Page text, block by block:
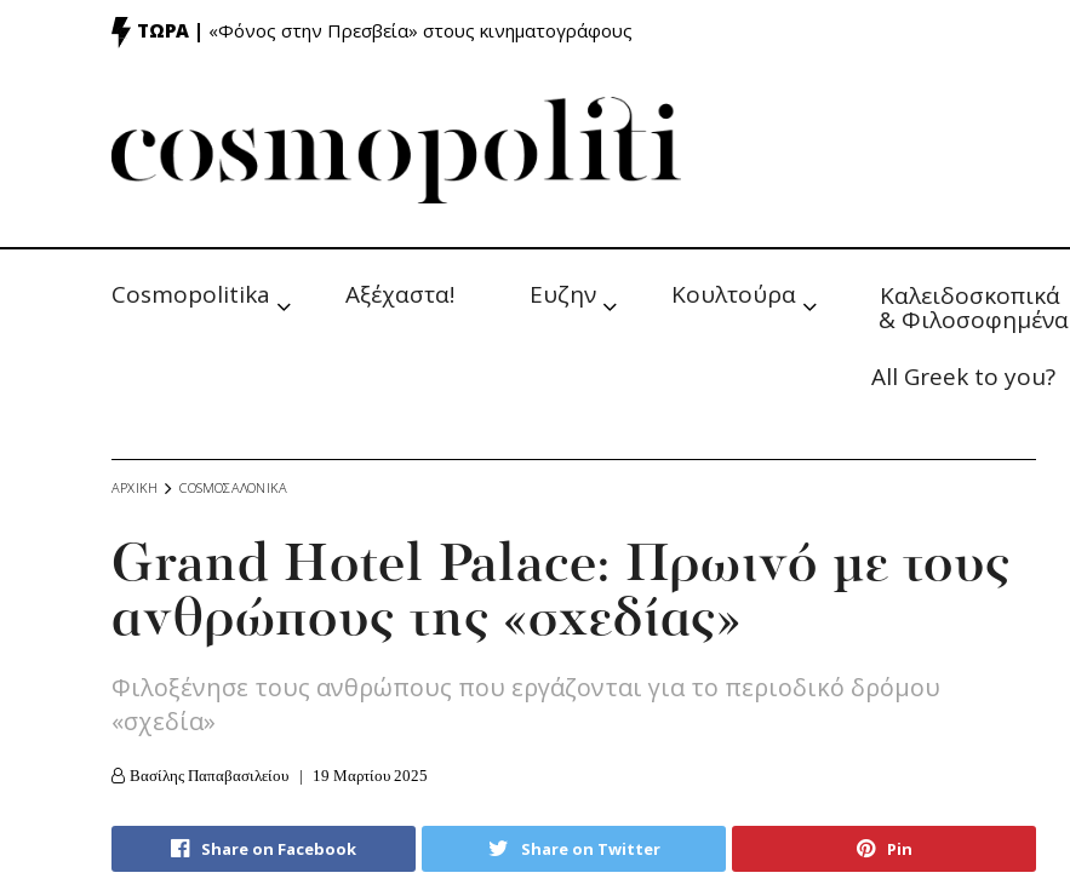
ΤΩΡΑ | «Φόνος στην Πρεσβεία» στους κινηματογράφους
Cosmopolitika Αξέχαστα! Ευζην Κουλτούρα Καλειδοσκοπικά
& Φιλοσοφημένα
All Greek to you?
ΑΡΧΙΚΗ COSMOΣΑΛΟΝΙΚΑ
Grand Hotel Palace: Πρωινό με τους
ανθρώπους της «σχεδίας»
Φιλοξένησε τους ανθρώπους που εργάζονται για το περιοδικό δρόμου
«σχεδία»
Βασίλης Παπαβασιλείου 19 Μαρτίου 2025
Share on Facebook Share on Twitter Pin